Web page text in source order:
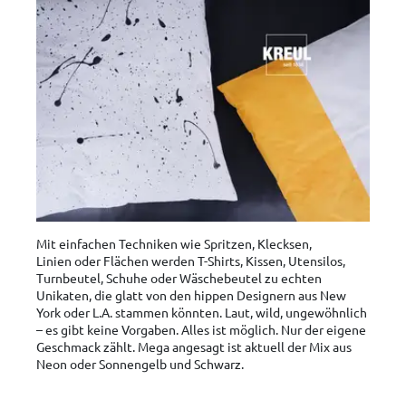
Mit einfachen Techniken wie Spritzen, Klecksen,
Linien oder Flächen werden T-Shirts, Kissen, Utensilos,
Turnbeutel, Schuhe oder Wäschebeutel zu echten
Unikaten, die glatt von den hippen Designern aus New
York oder L.A. stammen könnten. Laut, wild, ungewöhnlich
– es gibt keine Vorgaben. Alles ist möglich. Nur der eigene
Geschmack zählt. Mega angesagt ist aktuell der Mix aus
Neon oder Sonnengelb und Schwarz.